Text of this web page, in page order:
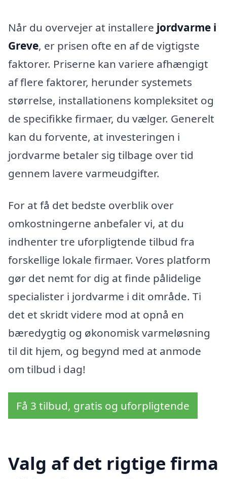
Når du overvejer at installere jordvarme i
Greve, er prisen ofte en af de vigtigste
faktorer. Priserne kan variere afhængigt
af flere faktorer, herunder systemets
størrelse, installationens kompleksitet og
de specifikke firmaer, du vælger. Generelt
kan du forvente, at investeringen i
jordvarme betaler sig tilbage over tid
gennem lavere varmeudgifter.
For at få det bedste overblik over
omkostningerne anbefaler vi, at du
indhenter tre uforpligtende tilbud fra
forskellige lokale firmaer. Vores platform
gør det nemt for dig at finde pålidelige
specialister i jordvarme i dit område. Ti
det et skridt videre mod at opnå en
bæredygtig og økonomisk varmeløsning
til dit hjem, og begynd med at anmode
om tilbud i dag!
Få 3 tilbud, gratis og uforpligtende
Valg af det rigtige firma